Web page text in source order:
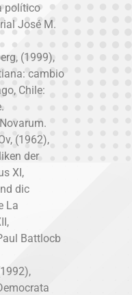
político
José M.
(1999),
cambio
Chile:
(1962),
der
XI,
dic
La
Battlocb